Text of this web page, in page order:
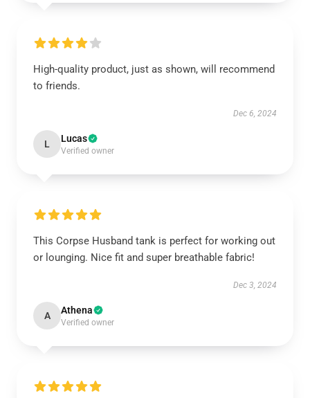
High-quality product, just as shown, will recommend
to friends.
Dec 6, 2024
L Lucas
Verified owner
This Corpse Husband tank is perfect for working out
or lounging. Nice fit and super breathable fabric!
Dec 3, 2024
A Athena
Verified owner